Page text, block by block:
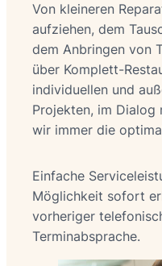
Von kleineren
aufziehen, dem
dem Anbringen von
über Komplett-
individuellen und
Projekten, im Dialog
wir immer die
Einfache
Möglichkeit sofort
vorheriger
Terminabsprache.